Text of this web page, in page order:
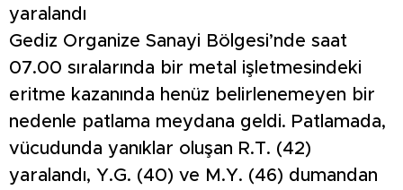
yaralandı
Gediz Organize Sanayi Bölgesi’nde saat
07.00 sıralarında bir metal işletmesindeki
eritme kazanında henüz belirlenemeyen bir
nedenle patlama meydana geldi. Patlamada,
vücudunda yanıklar oluşan R.T. (42)
yaralandı, Y.G. (40) ve M.Y. (46) dumandan